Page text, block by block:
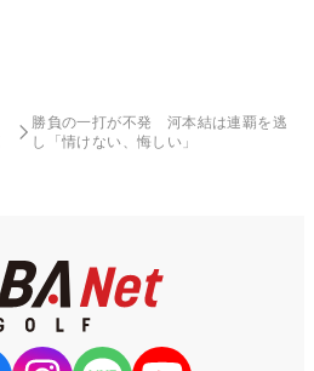
勝負の一打が不発 河本結は連覇を逃
し「情けない、悔しい」